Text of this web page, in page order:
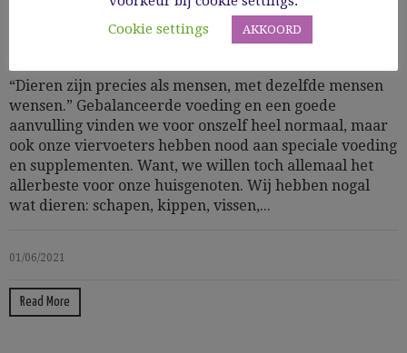
Huis, tuin & dier
“Dieren zijn precies als mensen, met dezelfde mensen
wensen.” Gebalanceerde voeding en een goede
aanvulling vinden we voor onszelf heel normaal, maar
ook onze viervoeters hebben nood aan speciale voeding
en supplementen. Want, we willen toch allemaal het
allerbeste voor onze huisgenoten. Wij hebben nogal
wat dieren: schapen, kippen, vissen,...
01/06/2021
Read More
Cookie settings
AKKOORD